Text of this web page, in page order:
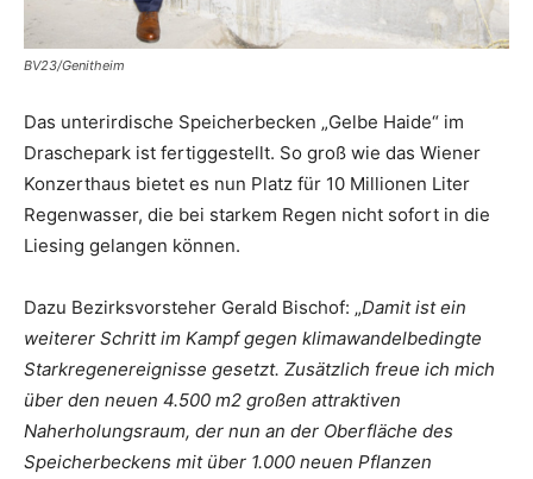
BV23/Genitheim
Das unterirdische Speicherbecken „Gelbe Haide“ im
Draschepark ist fertiggestellt. So groß wie das Wiener
Konzerthaus bietet es nun Platz für 10 Millionen Liter
Regenwasser, die bei starkem Regen nicht sofort in die
Liesing ­gelangen können.
Dazu Bezirksvorsteher Gerald ­Bischof: „Damit ist ein
weiterer Schritt im Kampf gegen klimawandelbedingte
Stark­regenereignisse gesetzt. Zusätzlich freue ich mich
über den neuen 4.500 m2 großen attraktiven
Naherholungsraum, der nun an der Oberfläche des
Speicherbeckens mit über 1.000 neuen Pflanzen